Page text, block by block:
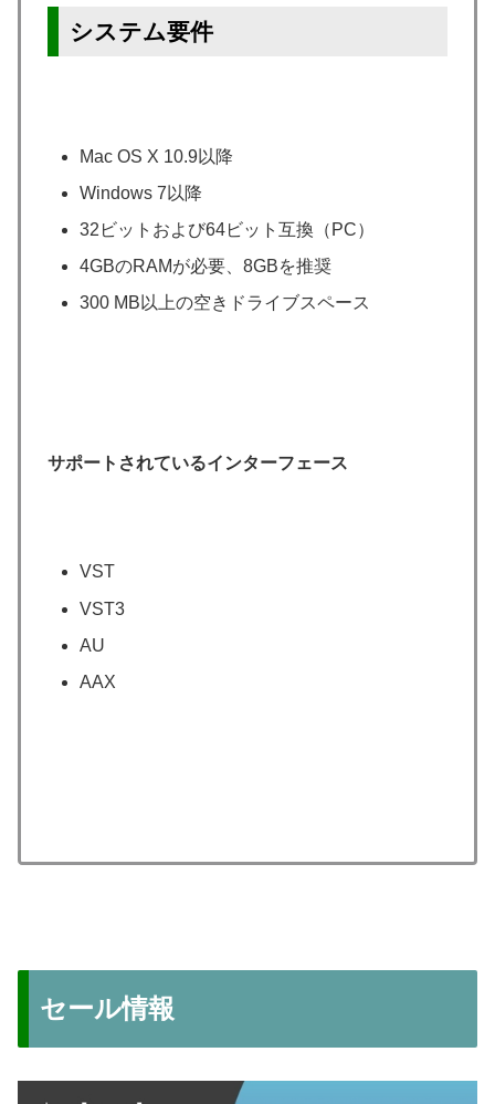
システム要件
Mac OS X 10.9以降
Windows 7以降
32ビットおよび64ビット互換（PC）
4GBのRAMが必要、8GBを推奨
300 MB以上の空きドライブスペース
サポートされているインターフェース
VST
VST3
AU
AAX
セール情報